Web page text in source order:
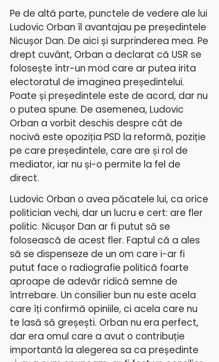
Pe de altă parte, punctele de vedere ale lui
Ludovic Orban îl avantajau pe președintele
Nicușor Dan. De aici și surprinderea mea. Pe
drept cuvânt, Orban a declarat că USR se
folosește într-un mod care ar putea irita
electoratul de imaginea președintelui.
Poate și președintele este de acord, dar nu
o putea spune. De asemenea, Ludovic
Orban a vorbit deschis despre cât de
nocivă este opoziția PSD la reformă, poziție
pe care președintele, care are și rol de
mediator, iar nu și-o permite la fel de
direct.
Ludovic Orban o avea păcatele lui, ca orice
politician vechi, dar un lucru e cert: are fler
politic. Nicușor Dan ar fi putut să se
folosească de acest fler. Faptul că a ales
să se dispenseze de un om care i-ar fi
putut face o radiografie politică foarte
aproape de adevăr ridică semne de
întrrebare. Un consilier bun nu este acela
care îți confirmă opiniile, ci acela care nu
te lasă să greșești. Orban nu era perfect,
dar era omul care a avut o contribuție
importantă la alegerea sa ca președinte